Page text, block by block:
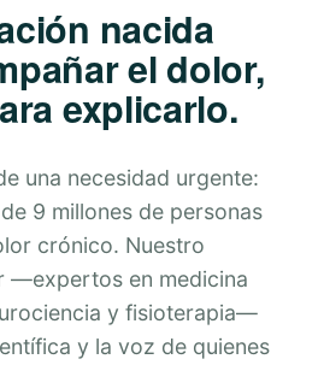
nacida
el dolor,
explicarlo.
una necesidad urgente:
9 millones de personas
crónico. Nuestro
—expertos en medicina
y fisioterapia—
y la voz de quienes